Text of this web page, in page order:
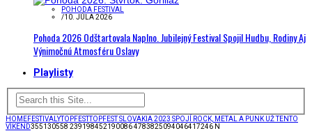
POHODA FESTIVAL
/10. JÚLA 2026
Pohoda 2026 Odštartovala Naplno. Jubilejný Festival Spojil Hudbu, Rodiny Aj
Výnimočnú Atmosféru Oslavy
Playlisty
HOMEFESTIVALYTOPFESTTOPFEST SLOVAKIA 2023 SPOJÍ ROCK, METAL A PUNK UŽ TENTO
VÍKEND355130558 239198452190086 4783825094046417246 N